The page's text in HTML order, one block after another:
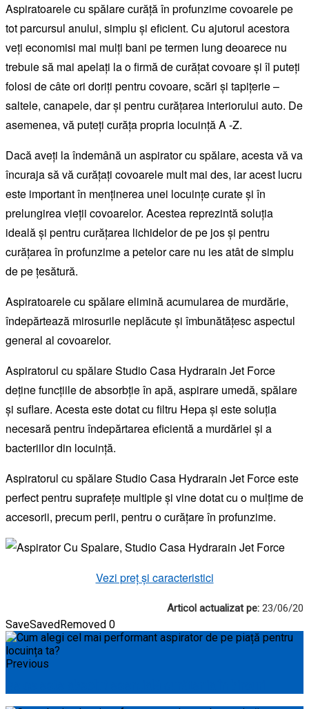
Aspiratoarele cu spălare curăță în profunzime covoarele pe
tot parcursul anului, simplu și eficient. Cu ajutorul acestora
veți economisi mai mulți bani pe termen lung deoarece nu
trebuie să mai apelați la o firmă de curățat covoare și îl puteți
folosi de câte ori doriți pentru covoare, scări și tapițerie –
saltele, canapele, dar și pentru curățarea interiorului auto. De
asemenea, vă puteți curăța propria locuință A -Z.
Dacă aveți la îndemână un aspirator cu spălare, acesta vă va
încuraja să vă curățați covoarele mult mai des, iar acest lucru
este important în menținerea unei locuințe curate și în
prelungirea vieții covoarelor. Acestea reprezintă soluția
ideală și pentru curățarea lichidelor de pe jos și pentru
curățarea în profunzime a petelor care nu ies atât de simplu
de pe țesătură.
Aspiratoarele cu spălare elimină acumularea de murdărie,
îndepărtează mirosurile neplăcute și îmbunătățesc aspectul
general al covoarelor.
Aspiratorul cu spălare Studio Casa Hydrarain Jet Force
deține funcțiile de absorbție în apă, aspirare umedă, spălare
și suflare. Acesta este dotat cu filtru Hepa și este soluția
necesară pentru îndepărtarea eficientă a murdăriei și a
bacteriilor din locuință.
Aspiratorul cu spălare Studio Casa Hydrarain Jet Force este
perfect pentru suprafețe multiple și vine dotat cu o mulțime de
accesorii, precum perii, pentru o curățare în profunzime.
Vezi preț și caracteristici
Articol actualizat pe: 23/06/20
SaveSavedRemoved 0
Previous